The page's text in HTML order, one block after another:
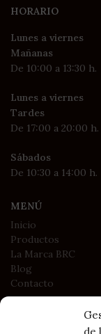
HORARIO
Lunes a viernes
Mañanas
De 10:00 a 13:30 h.
Lunes a viernes
Tardes
De 17:00 a 20:00 h.
Sábados
De 10:30 a 14:00 h.
MENÚ
Inicio
Productos
La Marca BRC
Blog
Contacto